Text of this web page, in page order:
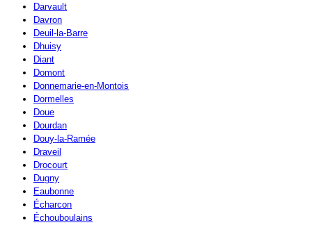
Darvault
Davron
Deuil-la-Barre
Dhuisy
Diant
Domont
Donnemarie-en-Montois
Dormelles
Doue
Dourdan
Douy-la-Ramée
Draveil
Drocourt
Dugny
Eaubonne
Écharcon
Échouboulains